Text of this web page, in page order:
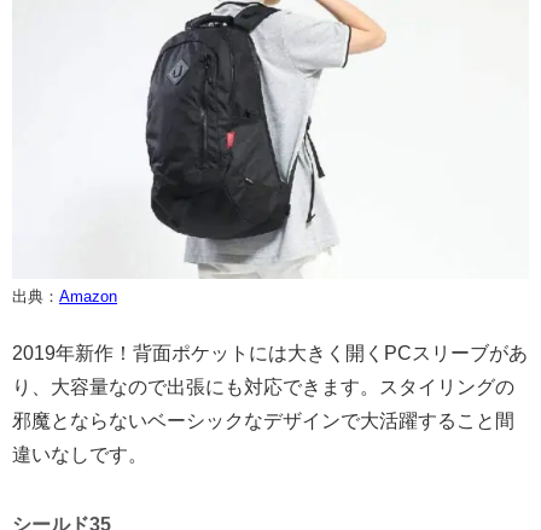
出典： Amazon
2019年新作！背面ポケットには大きく開くPCスリーブがあ
り、大容量なので出張にも対応できます。スタイリングの
邪魔とならないベーシックなデザインで大活躍すること間
違いなしです。
シールド35